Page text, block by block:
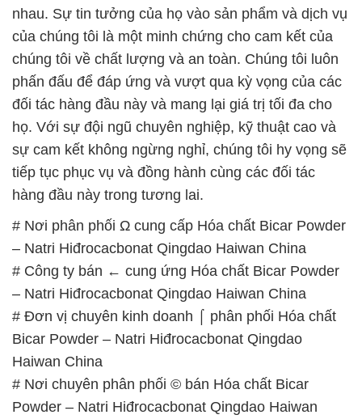
nhau. Sự tin tưởng của họ vào sản phẩm và dịch vụ
của chúng tôi là một minh chứng cho cam kết của
chúng tôi về chất lượng và an toàn. Chúng tôi luôn
phấn đấu để đáp ứng và vượt qua kỳ vọng của các
đối tác hàng đầu này và mang lại giá trị tối đa cho
họ. Với sự đội ngũ chuyên nghiệp, kỹ thuật cao và
sự cam kết không ngừng nghỉ, chúng tôi hy vọng sẽ
tiếp tục phục vụ và đồng hành cùng các đối tác
hàng đầu này trong tương lai.
# Nơi phân phối Ω cung cấp Hóa chất Bicar Powder
– Natri Hiđrocacbonat Qingdao Haiwan China
# Công ty bán ← cung ứng Hóa chất Bicar Powder
– Natri Hiđrocacbonat Qingdao Haiwan China
# Đơn vị chuyên kinh doanh ⌠ phân phối Hóa chất
Bicar Powder – Natri Hiđrocacbonat Qingdao
Haiwan China
# Nơi chuyên phân phối © bán Hóa chất Bicar
Powder – Natri Hiđrocacbonat Qingdao Haiwan